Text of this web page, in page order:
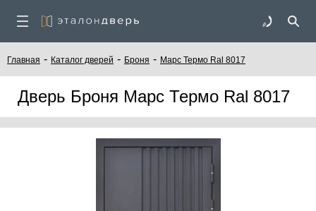
Главная - Каталог дверей - Броня - Марс Термо Ral 8017
Дверь Броня Марс Термо Ral 8017